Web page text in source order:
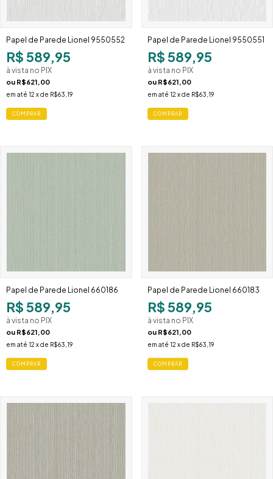
Papel de Parede Lionel 9550552
R$ 589,95
à vista no PIX
ou R$621,00
em até 12 x de R$63,19
Papel de Parede Lionel 9550551
R$ 589,95
à vista no PIX
ou R$621,00
em até 12 x de R$63,19
Papel de Parede Lionel 660186
R$ 589,95
à vista no PIX
ou R$621,00
em até 12 x de R$63,19
Papel de Parede Lionel 660183
R$ 589,95
à vista no PIX
ou R$621,00
em até 12 x de R$63,19